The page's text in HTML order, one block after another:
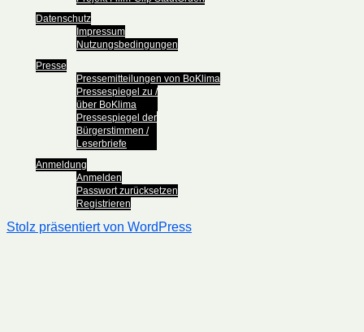
Datenschutz
Impressum
Nutzungsbedingungen
Presse
Pressemitteilungen von BoKlima
Pressespiegel zu /
über BoKlima
Pressespiegel der
Bürgerstimmen /
Leserbriefe
Anmeldung
Anmelden
Passwort zurücksetzen
Registrieren
Stolz präsentiert von WordPress